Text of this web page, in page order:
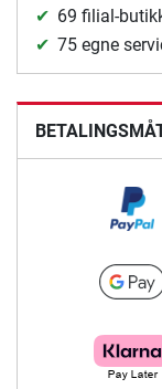
69 filial-
75 egne